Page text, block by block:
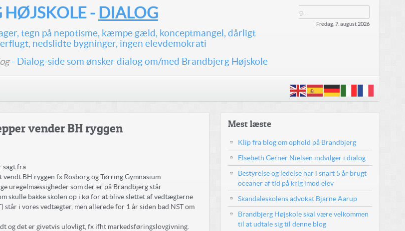
HØJSKOLE - DIALOG
tegn på nepotisme, kæmpe gæld, konceptmangel, dårligt
nedslidte bygninger, ingen elevdemokrati
- Dialog-side som ønsker dialog om/med Brandbjerg Højskole
Fredag, 7. august 2026
vender BH ryggen
sagt fra
vendt BH ryggen fx Rosborg og Tørring Gymnasium
uregelmæssigheder som der er på Brandbjerg står
skulle bakke skolen op i kø for at blive slettet af vedtægterne
står i vores vedtægter, men allerede for 1 år siden bad NST om
og det er givetvis ulovligt, fx ifht markedsføringslovgivning.
Mest læste
Klip fra blog om ophold på Brandbjerg
Elsebeth Gerner Nielsen indvilger i dialog
Bestyrelse og ledelse har i snart 5 år brugt
oceaner af tid på krig imod elev
Skandaleskolens advokat Bjarne Aarup
Brandbjerg Højskole skal være velkommen
til at udtale sig til denne blog